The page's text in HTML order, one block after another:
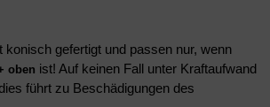
konisch gefertigt und passen nur, wenn
oben ist! Auf keinen Fall unter Kraftaufwand
führt zu Beschädigungen des